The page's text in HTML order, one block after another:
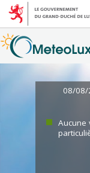
08/08/
Aucune